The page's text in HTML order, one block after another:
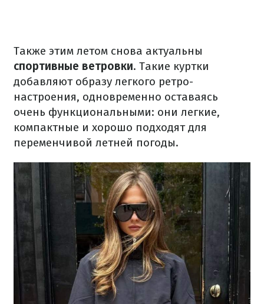
Также этим летом снова актуальны
спортивные ветровки. Такие куртки
добавляют образу легкого ретро-
настроения, одновременно оставаясь
очень функциональными: они легкие,
компактные и хорошо подходят для
переменчивой летней погоды.